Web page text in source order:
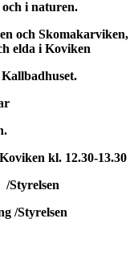
i naturen.
och Skomakarviken,
elda i Koviken
kl. 12.30-13.30
/Styrelsen
/Styrelsen